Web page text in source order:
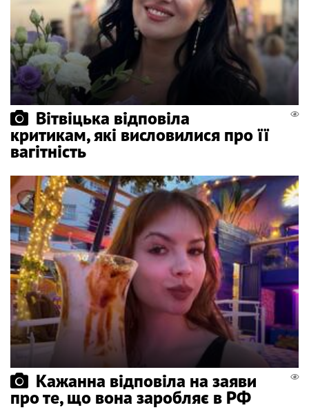
Вітвіцька відповіла
критикам, які висловилися про її
вагітність
Кажанна відповіла на заяви
про те, що вона заробляє в РФ